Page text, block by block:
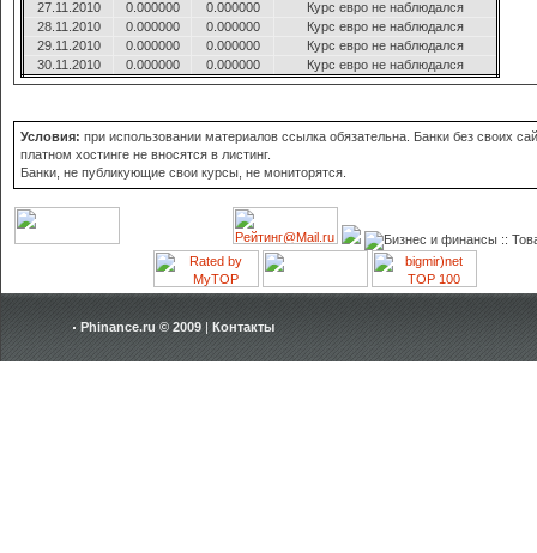
27.11.2010
0.000000 0.000000
Курс евро не наблюдался
28.11.2010
0.000000 0.000000
Курс евро не наблюдался
29.11.2010
0.000000 0.000000
Курс евро не наблюдался
30.11.2010
0.000000 0.000000 Курс евро не наблюдался
Условия: при использовании материалов ссылка обязательна. Банки без своих
платном хостинге не вносятся в листинг.
Банки, не публикующие свои курсы, не мониторятся.
Phinance.ru © 2009 | Контакты